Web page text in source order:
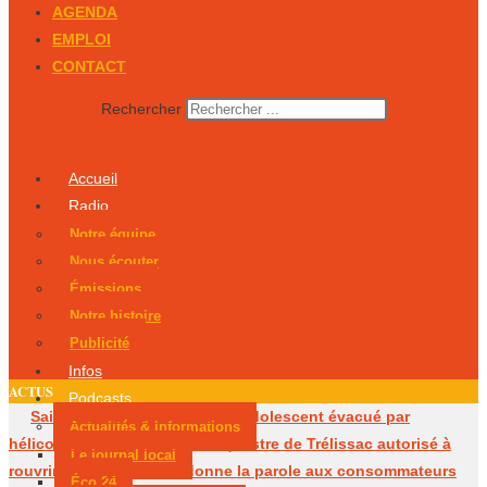
AGENDA
EMPLOI
CONTACT
Rechercher
Accueil
Radio
Notre équipe
Nous écouter
Émissions
Notre histoire
Publicité
Infos
Podcasts
Actualités & Informations
Le journal local
Éco 24
ACTUS
Saint-Martial-de-Valette : un adolescent évacué par
hélicoptère
Le centre équestre de Trélissac autorisé à
rouvrir
Périgueux donne la parole aux consommateurs